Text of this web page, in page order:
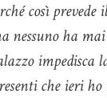
così prevede
nessuno ha
impedisca
che ieri